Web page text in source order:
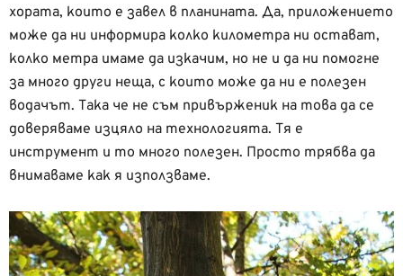
хората, които е завел в планината. Да, приложението
може да ни информира колко километра ни остават,
колко метра имаме да изкачим, но не и да ни помогне
за много други неща, с които може да ни е полезен
водачът. Така че не съм привърженик на това да се
доверяваме изцяло на технологията. Тя е
инструмент и то много полезен. Просто трябва да
внимаваме как я използваме.